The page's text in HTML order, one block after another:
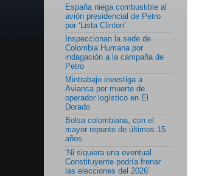
España niega combustible al
avión presidencial de Petro
por ‘Lista Clinton’
Inspeccionan la sede de
Colombia Humana por
indagación a la campaña de
Petro
Mintrabajo investiga a
Avianca por muerte de
operador logístico en El
Dorado
Bolsa colombiana, con el
mayor repunte de últimos 15
años
‘Ni siquiera una eventual
Constituyente podría frenar
las elecciones del 2026’